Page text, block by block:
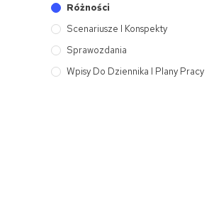
Różności
Scenariusze I Konspekty
Sprawozdania
Wpisy Do Dziennika I Plany Pracy